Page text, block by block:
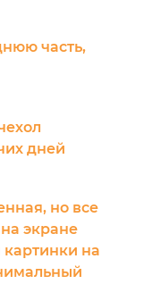
часть,
дней
но все
экране
картинки на